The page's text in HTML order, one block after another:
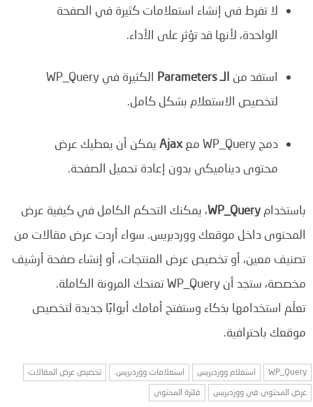
لا تفرط في إنشاء استعلامات كثيرة في الصفحة
الواحدة، لأنها قد تؤثر على الأداء.
استفد من الـ Parameters
الكثيرة في WP_Query
لتخصيص الاستعلام بشكل كامل.
دمج WP_Query مع Ajax يمكن أن يعطيك عرض
محتوى ديناميكي بدون إعادة تحميل الصفحة.
باستخدام WP_Query، يمكنك التحكم الكامل في كيفية عرض
المحتوى داخل موقعك ووردبريس. سواء أردت عرض مقالات من
تصنيف معين، أو تخصيص عرض المنتجات، أو إنشاء صفحة أرشيف
مخصصة، ستجد أن WP_Query تمنحك المرونة الكاملة.
تعلّم استخدامها بذكاء وستفتح أمامك أبوابًا جديدة لتخصيص
موقعك باحترافية.
WP_Query استعلام ووردبريس استعلامات ووردبريس.
تخصيص عرض المقالات
عرض المحتوى في ووردبريس
فلترة المحتوى